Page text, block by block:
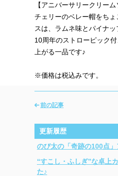
【アニバーサリークリーム
チェリーのベレー帽をち
スは、ラムネ味とパイナッ
10周年のストローピック
上がる一品です♪
※価格は税込みです。
前の記事
更新履歴
のび太の「奇跡の100点」
“すこし・ふしぎ”な卓上
た♪